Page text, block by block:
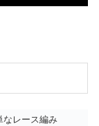
レース編み